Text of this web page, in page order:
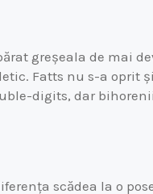
greșeala de mai
Fatts nu s-a oprit
digits, dar
scădea la o